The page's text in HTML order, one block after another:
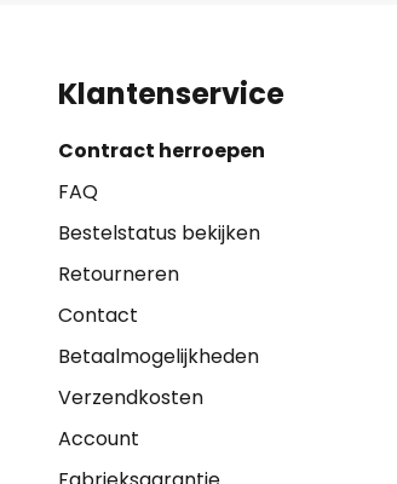
Klantenservice
Contract herroepen
FAQ
Bestelstatus bekijken
Retourneren
Contact
Betaalmogelijkheden
Verzendkosten
Account